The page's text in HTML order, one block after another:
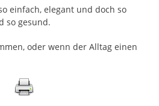
einfach, elegant und doch so
so gesund.
oder wenn der Alltag einen